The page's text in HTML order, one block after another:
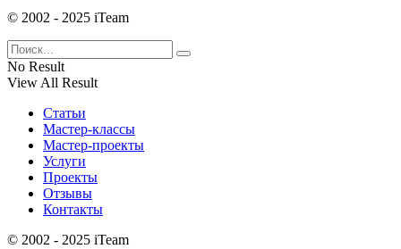
© 2002 - 2025 iTeam
No Result
View All Result
Статьи
Мастер-классы
Мастер-проекты
Услуги
Проекты
Отзывы
Контакты
© 2002 - 2025 iTeam